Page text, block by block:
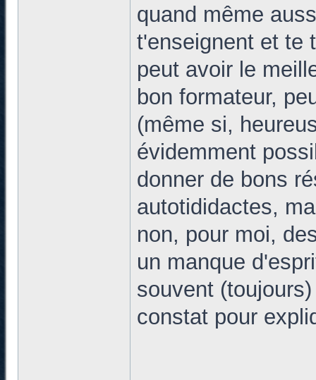
quand même
t'enseignent et te
peut avoir le
bon formateur,
(même si,
évidemment
donner de bons
autotididactes,
non, pour moi,
un manque
souvent
constat pour